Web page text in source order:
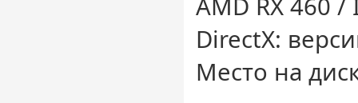
DirectX:
Место на